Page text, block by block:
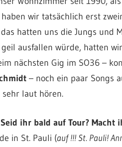
haben wir tatsächlich erst
hatten uns die Jungs und
ausfallen würde, hatten
nächsten Gig im SO36 –
– noch ein paar Songs
laut hören.
ihr bald auf Tour? Macht
in St. Pauli (auf !!! St. Pauli!